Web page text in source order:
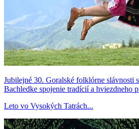
Jubilejné 30. Goralské folklórne slávnosti
Bachledke spojenie tradícií a hviezdneho
Leto vo Vysokých Tatrách...